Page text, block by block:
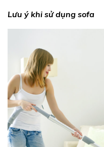
Lưu ý khi sử dụng sofa